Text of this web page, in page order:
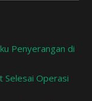
Penyerangan di
Selesai Operasi